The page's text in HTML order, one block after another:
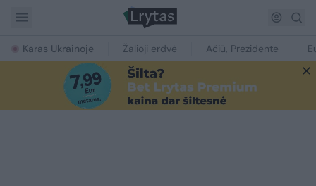
Karas Ukrainoje Žalioji erdvė Ačiū, Prezidente